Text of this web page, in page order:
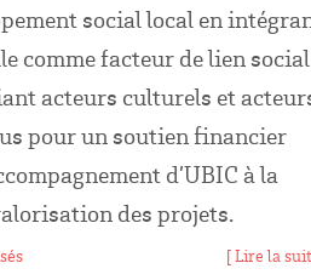
social local en
comme facteur de lien
acteurs culturels et
pour un soutien financier
d’UBIC à la
des projets.
[ Lire la